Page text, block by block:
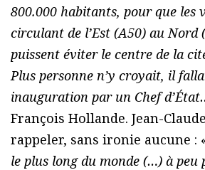
800.000 habitants, pour que les
circulant de l’Est (A50) au Nord
puissent éviter le centre de la
Plus personne n’y croyait, il
inauguration par un Chef
François Hollande. Jean-
rappeler, sans ironie aucune :
le plus long du monde (…) à peu